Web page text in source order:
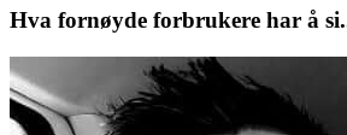
Hva fornøyde forbrukere har å